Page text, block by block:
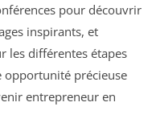
pour découvrir
inspirants, et
les différentes étapes
opportunité précieuse
entrepreneur en